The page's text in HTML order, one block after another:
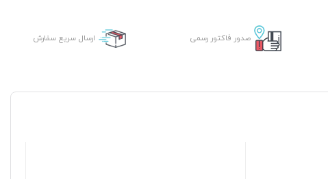
صدور فاکتور رسمی ارسال سریع سفارش